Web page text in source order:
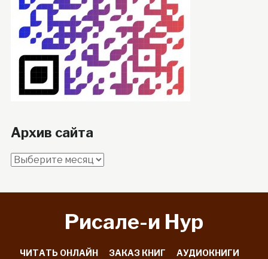
Архив сайта
Архив
Рисале-и Hyp
ЧИТАТЬ ОНЛАЙН ЗАКАЗ КНИГ АУДИОКНИГИ